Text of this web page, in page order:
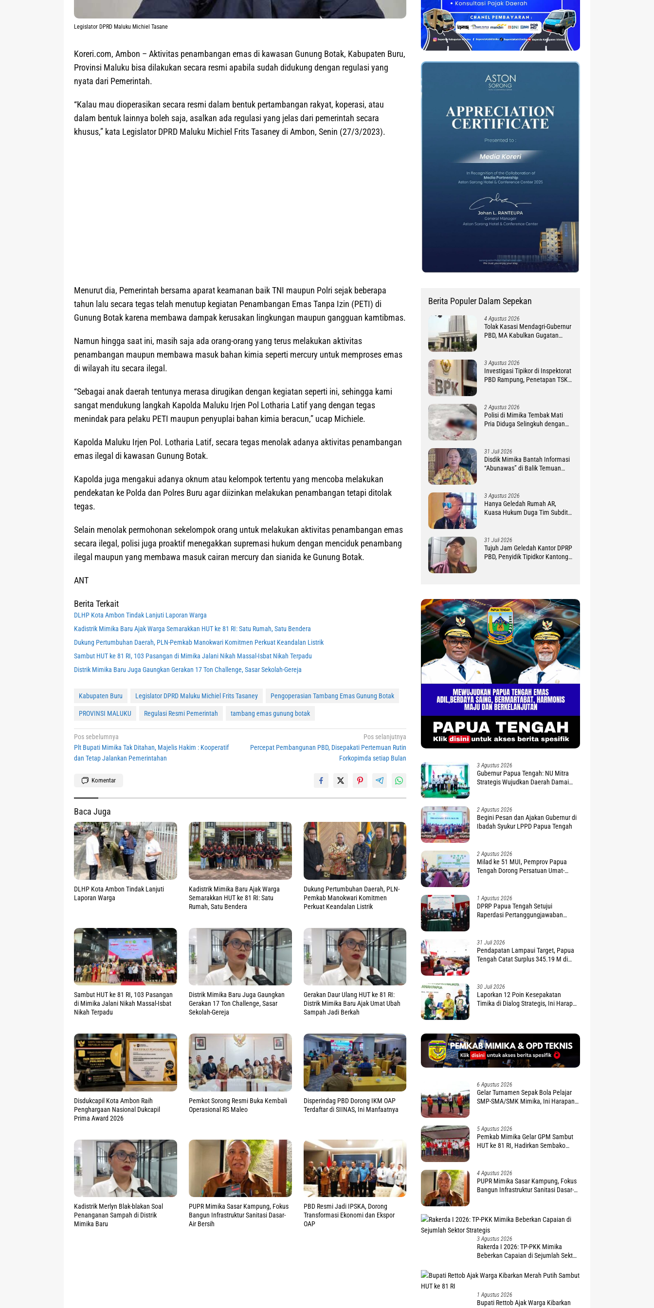
Legislator DPRD Maluku Michiel Tasane
Koreri.com, Ambon – Aktivitas penambangan emas di kawasan Gunung Botak, Kabupaten Buru,
Provinsi Maluku bisa dilakukan secara resmi apabila sudah didukung dengan regulasi yang
nyata dari Pemerintah.
“Kalau mau dioperasikan secara resmi dalam bentuk pertambangan rakyat, koperasi, atau
dalam bentuk lainnya boleh saja, asalkan ada regulasi yang jelas dari pemerintah secara
khusus,” kata Legislator DPRD Maluku Michiel Frits Tasaney di Ambon, Senin (27/3/2023).
Menurut dia, Pemerintah bersama aparat keamanan baik TNI maupun Polri sejak beberapa
tahun lalu secara tegas telah menutup kegiatan Penambangan Emas Tanpa Izin (PETI) di
Gunung Botak karena membawa dampak kerusakan lingkungan maupun gangguan kamtibmas.
Namun hingga saat ini, masih saja ada orang-orang yang terus melakukan aktivitas
penambangan maupun membawa masuk bahan kimia seperti mercury untuk memproses emas
di wilayah itu secara ilegal.
“Sebagai anak daerah tentunya merasa dirugikan dengan kegiatan seperti ini, sehingga kami
sangat mendukung langkah Kapolda Maluku Irjen Pol Lotharia Latif yang dengan tegas
menindak para pelaku PETI maupun penyuplai bahan kimia beracun,” ucap Michiele.
Kapolda Maluku Irjen Pol. Lotharia Latif, secara tegas menolak adanya aktivitas penambangan
emas ilegal di kawasan Gunung Botak.
Kapolda juga mengakui adanya oknum atau kelompok tertentu yang mencoba melakukan
pendekatan ke Polda dan Polres Buru agar diizinkan melakukan penambangan tetapi ditolak
tegas.
Selain menolak permohonan sekelompok orang untuk melakukan aktivitas penambangan emas
secara ilegal, polisi juga proaktif menegakkan supremasi hukum dengan menciduk penambang
ilegal maupun yang membawa masuk cairan mercury dan sianida ke Gunung Botak.
ANT
Berita Terkait
DLHP Kota Ambon Tindak Lanjuti Laporan Warga
Kadistrik Mimika Baru Ajak Warga Semarakkan HUT ke 81 RI: Satu Rumah, Satu Bendera
Dukung Pertumbuhan Daerah, PLN-Pemkab Manokwari Komitmen Perkuat Keandalan Listrik
Sambut HUT ke 81 RI, 103 Pasangan di Mimika Jalani Nikah Massal-Isbat Nikah Terpadu
Distrik Mimika Baru Juga Gaungkan Gerakan 17 Ton Challenge, Sasar Sekolah-Gereja
Kabupaten Buru Legislator DPRD Maluku Michiel Frits Tasaney Pengoperasian Tambang Emas Gunung Botak
PROVINSI MALUKU Regulasi Resmi Pemerintah tambang emas gunung botak
Navigasi
pos
Pos sebelumnya
Plt Bupati Mimika Tak Ditahan, Majelis Hakim : Kooperatif
dan Tetap Jalankan Pemerintahan
Pos selanjutnya
Percepat Pembangunan PBD, Disepakati Pertemuan Rutin
Forkopimda setiap Bulan
Komentar
Baca Juga
DLHP Kota Ambon Tindak Lanjuti
Laporan Warga
Kadistrik Mimika Baru Ajak Warga
Semarakkan HUT ke 81 RI: Satu
Rumah, Satu Bendera
Dukung Pertumbuhan Daerah, PLN-
Pemkab Manokwari Komitmen
Perkuat Keandalan Listrik
Sambut HUT ke 81 RI, 103 Pasangan
di Mimika Jalani Nikah Massal-Isbat
Nikah Terpadu
Distrik Mimika Baru Juga Gaungkan
Gerakan 17 Ton Challenge, Sasar
Sekolah-Gereja
Gerakan Daur Ulang HUT ke 81 RI:
Distrik Mimika Baru Ajak Umat Ubah
Sampah Jadi Berkah
Disdukcapil Kota Ambon Raih
Penghargaan Nasional Dukcapil
Prima Award 2026
Pemkot Sorong Resmi Buka Kembali
Operasional RS Maleo
Disperindag PBD Dorong IKM OAP
Terdaftar di SIINAS, Ini Manfaatnya
Kadistrik Merlyn Blak-blakan Soal
Penanganan Sampah di Distrik
Mimika Baru
PUPR Mimika Sasar Kampung, Fokus
Bangun Infrastruktur Sanitasi Dasar-
Air Bersih
PBD Resmi Jadi IPSKA, Dorong
Transformasi Ekonomi dan Ekspor
OAP
Berita Populer Dalam Sepekan
4 Agustus 2026
Tolak Kasasi Mendagri-Gubernur
PBD, MA Kabulkan Gugatan
3 Agustus 2026
Investigasi Tipikor di Inspektorat
PBD Rampung, Penetapan TSK
2 Agustus 2026
Polisi di Mimika Tembak Mati
Pria Diduga Selingkuh dengan
31 Juli 2026
Disdik Mimika Bantah Informasi
“Abunawas” di Balik Temuan
3 Agustus 2026
Hanya Geledah Rumah AR,
Kuasa Hukum Duga Tim Subdit
31 Juli 2026
Tujuh Jam Geledah Kantor DPRP
PBD, Penyidik Tipidkor Kantongi
3 Agustus 2026
Gubernur Papua Tengah: NU Mitra
Strategis Wujudkan Daerah Damai
2 Agustus 2026
Begini Pesan dan Ajakan Gubernur di
Ibadah Syukur LPPD Papua Tengah
2 Agustus 2026
Milad ke 51 MUI, Pemprov Papua
Tengah Dorong Persatuan Umat-
1 Agustus 2026
DPRP Papua Tengah Setujui
Raperdasi Pertanggungjawaban
31 Juli 2026
Pendapatan Lampaui Target, Papua
Tengah Catat Surplus 345.19 M di
30 Juli 2026
Laporkan 12 Poin Kesepakatan
Timika di Dialog Strategis, Ini Harapan
6 Agustus 2026
Gelar Turnamen Sepak Bola Pelajar
SMP-SMA/SMK Mimika, Ini Harapan
5 Agustus 2026
Pemkab Mimika Gelar GPM Sambut
HUT ke 81 RI, Hadirkan Sembako
4 Agustus 2026
PUPR Mimika Sasar Kampung, Fokus
Bangun Infrastruktur Sanitasi Dasar-
3 Agustus 2026
Rakerda I 2026: TP-PKK Mimika
Beberkan Capaian di Sejumlah Sektor
1 Agustus 2026
Bupati Rettob Ajak Warga Kibarkan